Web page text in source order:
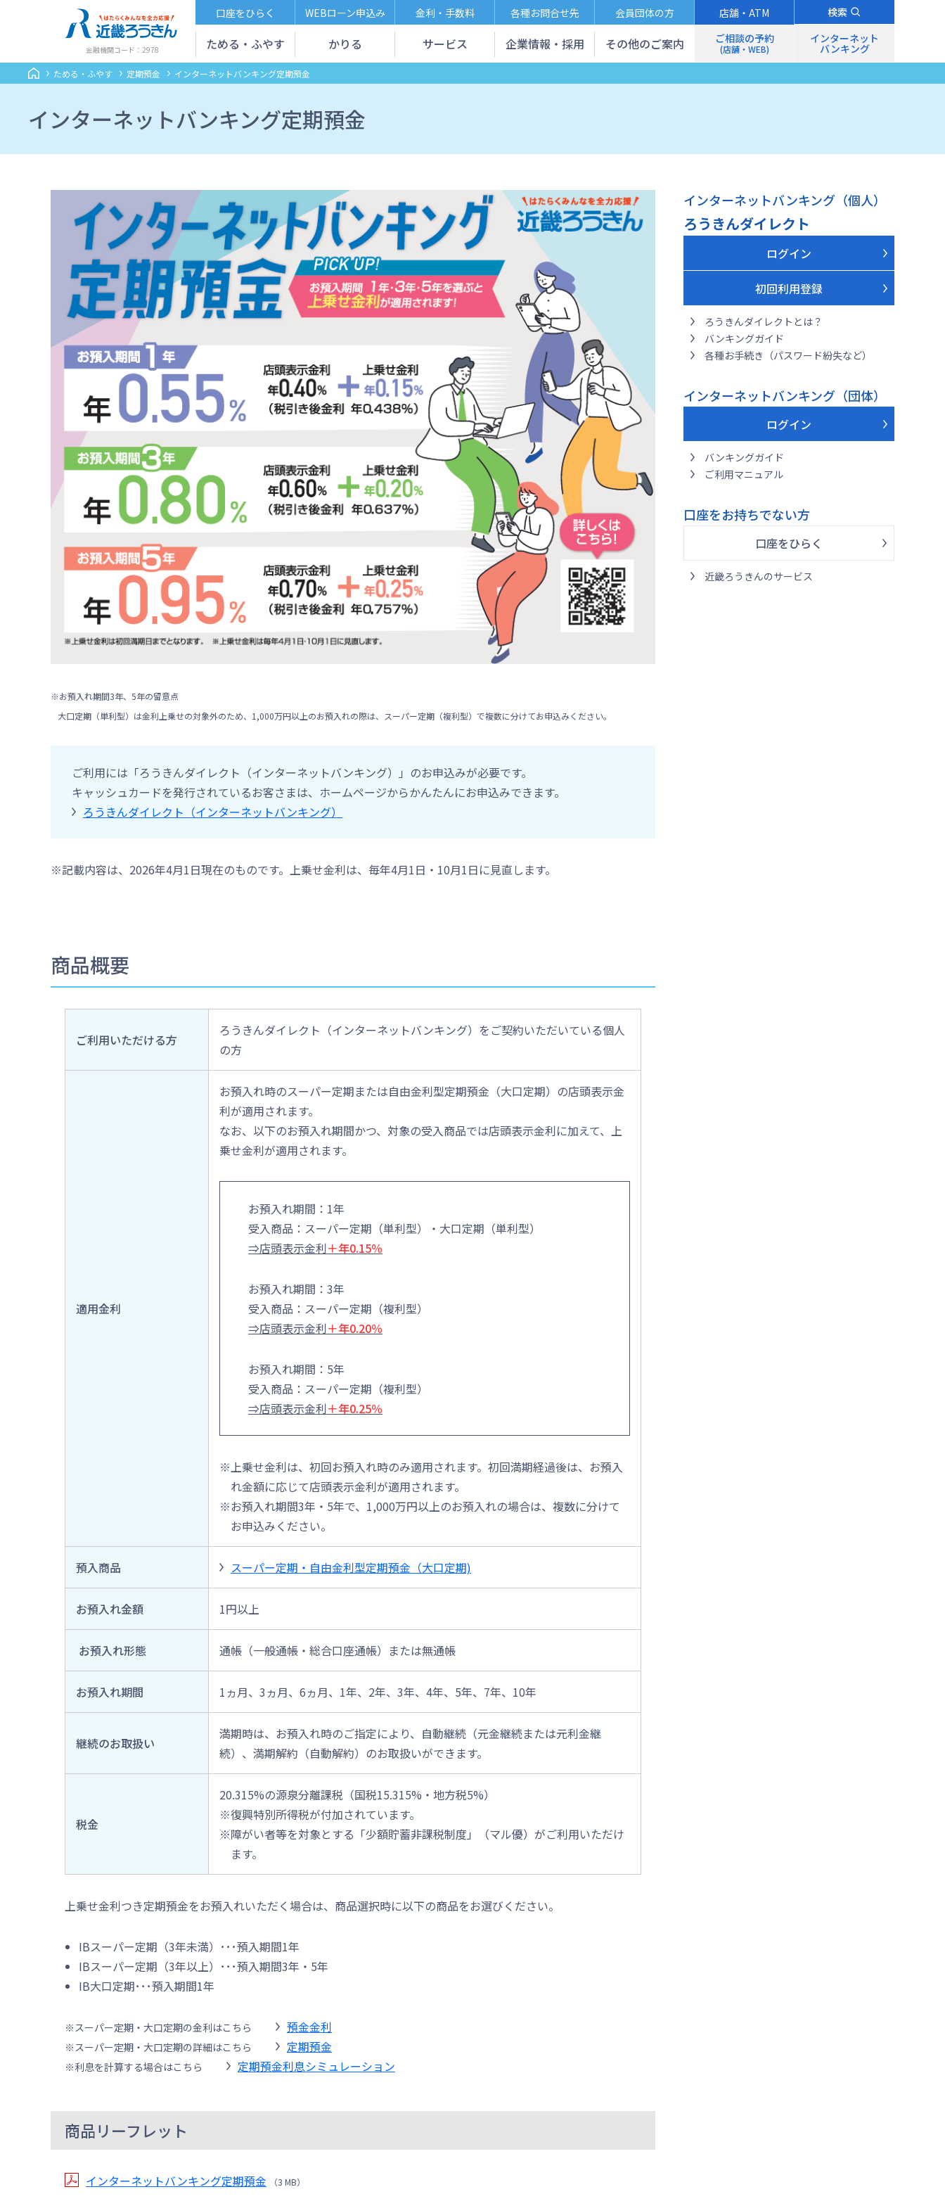
金融機関コード：2978
口座をひらく WEBローン申込み 金利・手数料 各種お問合せ先 会員団体の方 店舗・ATM
ためる・ふやす かりる サービス 企業情報・採用 その他のご案内 ご相談の予約
(店舗・WEB)
インターネット
バンキング
検索
ためる・ふやす 定期預金 インターネットバンキング定期預金
インターネットバンキング定期預金
※お預入れ期間3年、5年の留意点
大口定期（単利型）は金利上乗せの対象外のため、1,000万円以上のお預入れの際は、スーパー定期（複利型）で複数に分けてお申込みください。
ご利用には「ろうきんダイレクト（インターネットバンキング）」のお申込みが必要です。
キャッシュカードを発行されているお客さまは、ホームページからかんたんにお申込みできます。
ろうきんダイレクト（インターネットバンキング）
※記載内容は、2026年4月1日現在のものです。上乗せ金利は、毎年4月1日・10月1日に見直します。
商品概要
ご利用いただける方
ろうきんダイレクト（インターネットバンキング）をご契約いただいている個人
の方
適用金利
お預入れ時のスーパー定期または自由金利型定期預金（大口定期）の店頭表示金
利が適用されます。
なお、以下のお預入れ期間かつ、対象の受入商品では店頭表示金利に加えて、上
乗せ金利が適用されます。
お預入れ期間：1年
受入商品：スーパー定期（単利型）・大口定期（単利型）
⇒店頭表示金利＋年0.15％
お預入れ期間：3年
受入商品：スーパー定期（複利型）
⇒店頭表示金利＋年0.20％
お預入れ期間：5年
受入商品：スーパー定期（複利型）
⇒店頭表示金利＋年0.25％
※上乗せ金利は、初回お預入れ時のみ適用されます。初回満期経過後は、お預入
れ金額に応じて店頭表示金利が適用されます。
※お預入れ期間3年・5年で、1,000万円以上のお預入れの場合は、複数に分けて
お申込みください。
預入商品 スーパー定期・自由金利型定期預金（大口定期)
お預入れ金額 1円以上
お預入れ形態 通帳（一般通帳・総合口座通帳）または無通帳
お預入れ期間 1ヵ月、3ヵ月、6ヵ月、1年、2年、3年、4年、5年、7年、10年
継続のお取扱い
満期時は、お預入れ時のご指定により、自動継続（元金継続または元利金継
続）、満期解約（自動解約）のお取扱いができます。
税金
20.315%の源泉分離課税（国税15.315%・地方税5%）
※復興特別所得税が付加されています。
※障がい者等を対象とする「少額貯蓄非課税制度」（マル優）がご利用いただけ
ます。
上乗せ金利つき定期預金をお預入れいただく場合は、商品選択時に以下の商品をお選びください。
IBスーパー定期（3年未満）･･･預入期間1年
IBスーパー定期（3年以上）･･･預入期間3年・5年
IB大口定期･･･預入期間1年
※スーパー定期・大口定期の金利はこちら 預金金利
※スーパー定期・大口定期の詳細はこちら 定期預金
※利息を計算する場合はこちら 定期預金利息シミュレーション
商品リーフレット
インターネットバンキング定期預金 （3 MB）
インターネットバンキング（個人）
ろうきんダイレクト
ログイン
初回利用登録
ろうきんダイレクトとは？
バンキングガイド
各種お手続き（パスワード紛失など）
インターネットバンキング（団体）
ログイン
バンキングガイド
ご利用マニュアル
口座をお持ちでない方
口座をひらく
近畿ろうきんのサービス